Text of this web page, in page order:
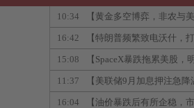
10:34 【黄金多空博弈，非农与
16:42 【特朗普频繁致电沃什，
15:08 【SpaceX暴跌拖累美股，
11:37 【美联储9月加息押注急降
16:04 【油价暴跌后有所企稳，